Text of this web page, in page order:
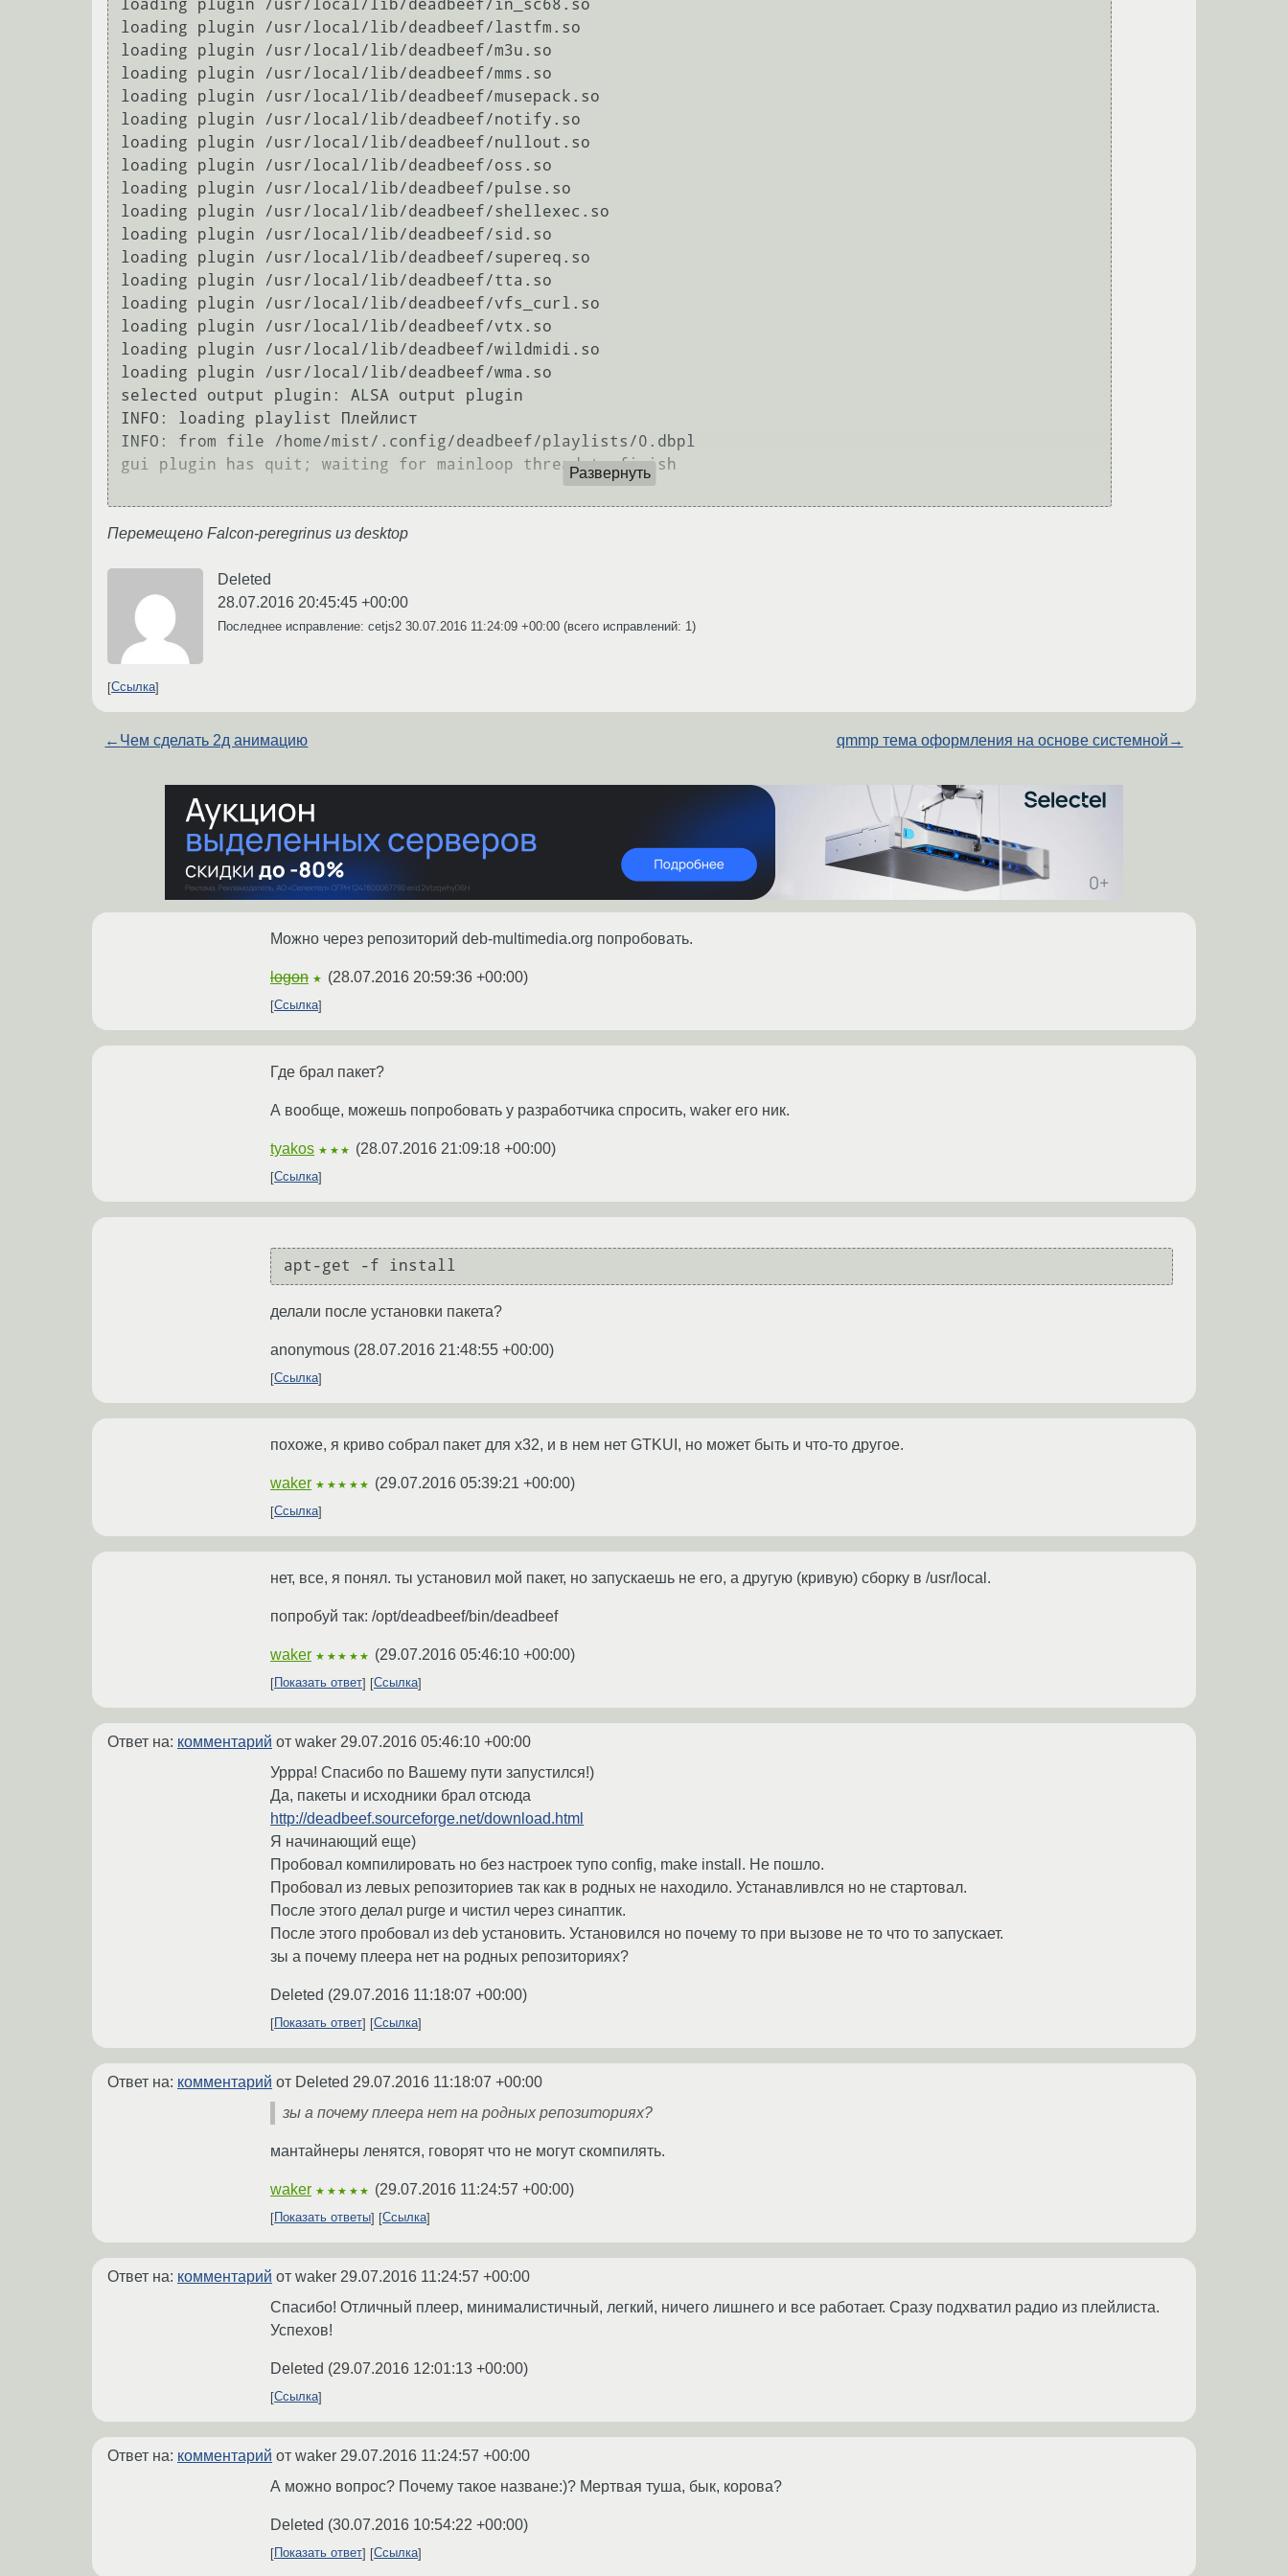
loading plugin /usr/local/lib/deadbeef/in_sc68.so
loading plugin /usr/local/lib/deadbeef/lastfm.so
loading plugin /usr/local/lib/deadbeef/m3u.so
loading plugin /usr/local/lib/deadbeef/mms.so
loading plugin /usr/local/lib/deadbeef/musepack.so
loading plugin /usr/local/lib/deadbeef/notify.so
loading plugin /usr/local/lib/deadbeef/nullout.so
loading plugin /usr/local/lib/deadbeef/oss.so
loading plugin /usr/local/lib/deadbeef/pulse.so
loading plugin /usr/local/lib/deadbeef/shellexec.so
loading plugin /usr/local/lib/deadbeef/sid.so
loading plugin /usr/local/lib/deadbeef/supereq.so
loading plugin /usr/local/lib/deadbeef/tta.so
loading plugin /usr/local/lib/deadbeef/vfs_curl.so
loading plugin /usr/local/lib/deadbeef/vtx.so
loading plugin /usr/local/lib/deadbeef/wildmidi.so
loading plugin /usr/local/lib/deadbeef/wma.so
selected output plugin: ALSA output plugin
INFO: loading playlist Плейлист
INFO: from file /home/mist/.config/deadbeef/playlists/0.dbpl
gui plugin has quit; waiting for mainloop thread to finish
Развернуть
Перемещено Falcon-peregrinus из desktop
Deleted
28.07.2016 20:45:45 +00:00
Последнее исправление: cetjs2 30.07.2016 11:24:09 +00:00 (всего исправлений: 1)
Ссылка
← Чем сделать 2д анимацию qmmp тема оформления на основе системной →
Можно через репозиторий deb-multimedia.org попробовать.
logon ★ (28.07.2016 20:59:36 +00:00)
Ссылка
Где брал пакет?
А вообще, можешь попробовать у разработчика спросить, waker его ник.
tyakos ★★★ (28.07.2016 21:09:18 +00:00)
Ссылка
apt-get -f install
делали после установки пакета?
anonymous (28.07.2016 21:48:55 +00:00)
Ссылка
похоже, я криво собрал пакет для x32, и в нем нет GTKUI, но может быть и что-то другое.
waker ★★★★★ (29.07.2016 05:39:21 +00:00)
Ссылка
нет, все, я понял. ты установил мой пакет, но запускаешь не его, а другую (кривую) сборку в /usr/local.
попробуй так: /opt/deadbeef/bin/deadbeef
waker ★★★★★ (29.07.2016 05:46:10 +00:00)
Показать ответ Ссылка
Ответ на: комментарий от waker 29.07.2016 05:46:10 +00:00
Уррра! Спасибо по Вашему пути запустился!)
Да, пакеты и исходники брал отсюда
http://deadbeef.sourceforge.net/download.html
Я начинающий еще)
Пробовал компилировать но без настроек тупо config, make install. Не пошло.
Пробовал из левых репозиториев так как в родных не находило. Устанавливлся но не стартовал.
После этого делал purge и чистил через синаптик.
После этого пробовал из deb установить. Установился но почему то при вызове не то что то запускает.
зы а почему плеера нет на родных репозиториях?
Deleted (29.07.2016 11:18:07 +00:00)
Показать ответ Ссылка
Ответ на: комментарий от Deleted 29.07.2016 11:18:07 +00:00
зы а почему плеера нет на родных репозиториях?
мантайнеры ленятся, говорят что не могут скомпилять.
waker ★★★★★ (29.07.2016 11:24:57 +00:00)
Показать ответы Ссылка
Ответ на: комментарий от waker 29.07.2016 11:24:57 +00:00
Спасибо! Отличный плеер, минималистичный, легкий, ничего лишнего и все работает. Сразу подхватил радио из плейлиста.
Успехов!
Deleted (29.07.2016 12:01:13 +00:00)
Ссылка
Ответ на: комментарий от waker 29.07.2016 11:24:57 +00:00
А можно вопрос? Почему такое назване:)? Мертвая туша, бык, корова?
Deleted (30.07.2016 10:54:22 +00:00)
Показать ответ Ссылка